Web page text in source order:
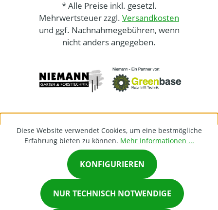
×
* Alle Preise inkl. gesetzl.
Mehrwertsteuer zzgl. Versandkosten
und ggf. Nachnahmegebühren, wenn
nicht anders angegeben.
Diese Website verwendet Cookies, um eine bestmögliche
Erfahrung bieten zu können. Mehr Informationen ...
NUR TECHNISCH NOTWENDIGE
KONFIGURIEREN